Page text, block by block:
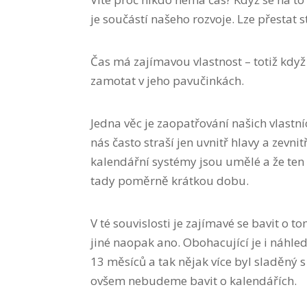
je součástí našeho rozvoje. Lze přestat
Čas má zajímavou vlastnost – totiž
zamotat v jeho pavučinkách.
Jedna věc je zaopatřování našich
nás často straší jen uvnitř hlavy a
kalendářní systémy jsou umělé a že
tady poměrně krátkou dobu.
V té souvislosti je zajímavé se bavit o
jiné naopak ano. Obohacující je i
13 měsíců a tak nějak více byl sladěný
ovšem nebudeme bavit o kalendářích.